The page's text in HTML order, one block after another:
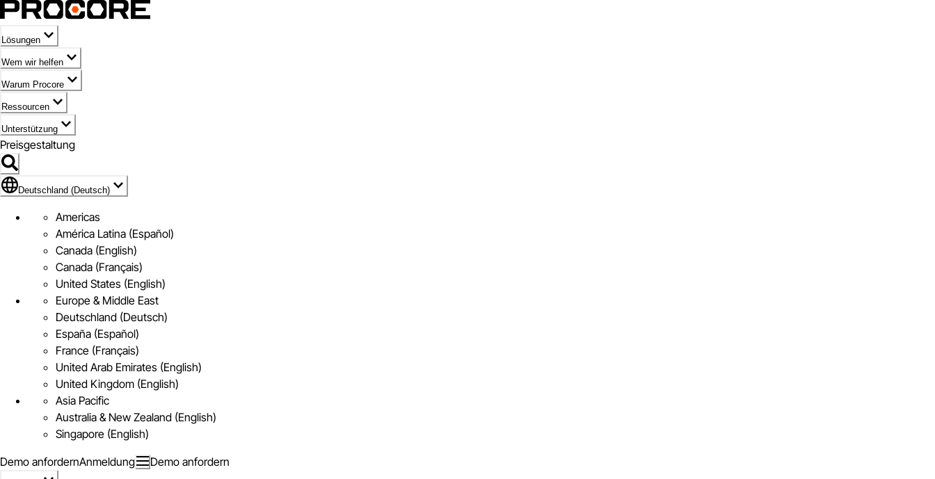
Lösungen
Wem wir helfen
Warum Procore
Ressourcen
Unterstützung
Preisgestaltung
Markieren des Symbols für Deutschland (Deutsch)
Deutschland (Deutsch)
Americas
América Latina (Español)
Canada (English)
Canada (Français)
United States (English)
Europe & Middle East
Deutschland (Deutsch)
España (Español)
France (Français)
United Arab Emirates (English)
United Kingdom (English)
Asia Pacific
Australia & New Zealand (English)
Singapore (English)
Demo anfordernAnmeldung Demo anfordern